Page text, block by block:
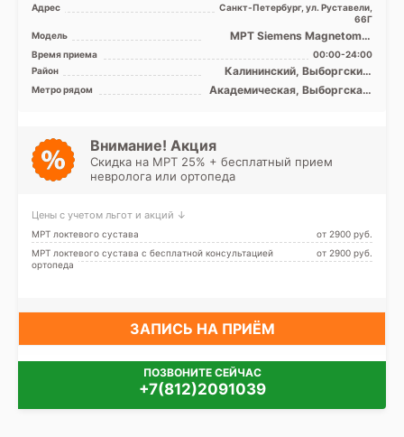
Адрес
Санкт-Петербург, ул. Руставели,
66Г
Модель
МРТ Siemens Magnetom C
0.4T открытый тип, УЗИ
экспертного класса
Время приема
00:00-24:00
Район
Калининский, Выборгский,
Красногвардейский,
Кронштадтский, Курортный,
Метро рядом
Академическая, Выборгская,
Политехническая, Проспект
Внимание! Акция
Скидка на МРТ 25% + бесплатный прием
невролога или ортопеда
Цены с учетом льгот и акций ↓
МРТ локтевого сустава
от 2900 pуб.
МРТ локтевого сустава с бесплатной консультацией
ортопеда
от 2900 pуб.
ЗАПИСЬ НА ПРИЁМ
ПОЗВОНИТЕ СЕЙЧАС
+7(812)2091039